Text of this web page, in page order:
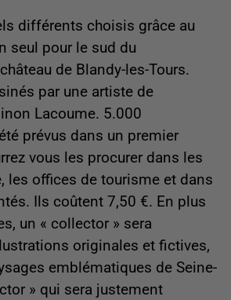
différents choisis grâce au
seul pour le sud du
de Blandy-les-Tours.
par une artiste de
Lacoume. 5.000
prévus dans un premier
vous les procurer dans les
les offices de tourisme et dans
Ils coûtent 7,50 €. En plus
un « collector » sera
originales et fictives,
emblématiques de Seine-
» qui sera justement